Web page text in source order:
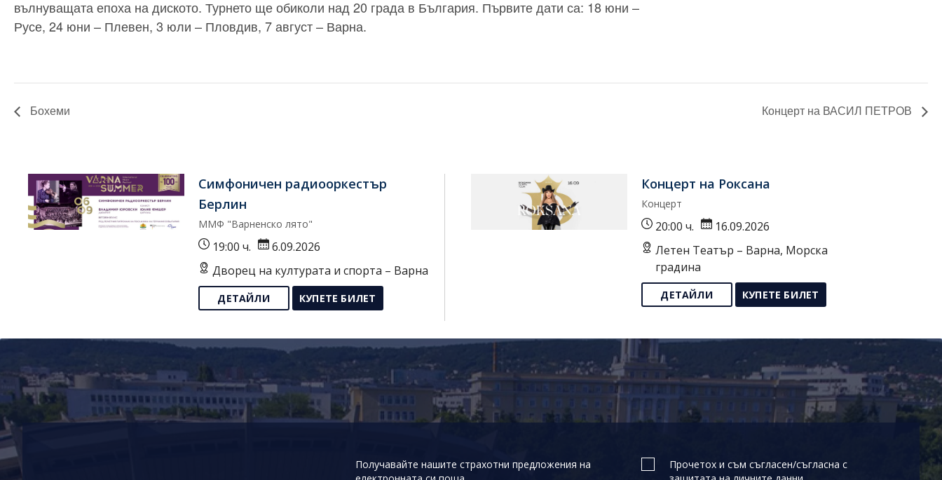
вълнуващата епоха на диското. Турнето ще обиколи над 20 града в България. Първите дати са: 18 юни –
Русе, 24 юни – Плевен, 3 юли – Пловдив, 7 август – Варна.
Бохеми Концерт на ВАСИЛ ПЕТРОВ
Симфоничен радиооркестър
Берлин
ММФ "Варненско лято"
19:00 ч.
6.09.2026
Дворец на културата и спорта – Варна
ДЕТАЙЛИ КУПЕТЕ БИЛЕТ
Концерт на Роксана
Концерт
20:00 ч.
16.09.2026
Летен Театър – Варна, Морска
градина
ДЕТАЙЛИ КУПЕТЕ БИЛЕТ
Получавайте нашите страхотни предложения на
Прочетох и съм съгласен/съгласна с